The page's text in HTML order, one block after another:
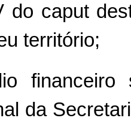
do caput
território;
financeiro
da